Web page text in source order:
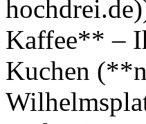
Kaffee** –
Kuchen